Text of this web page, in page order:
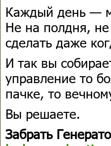
Каждый день —
Не на полдня, не
сделать даже
И так вы
управление то
пачке, то
Вы решаете.
Забрать